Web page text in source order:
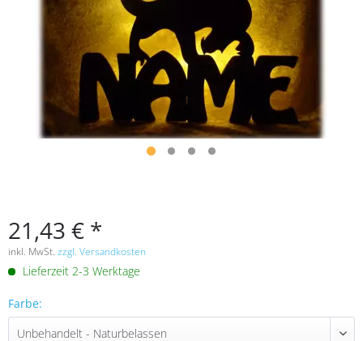
21,43 € *
inkl. MwSt. zzgl. Versandkosten
Lieferzeit 2-3 Werktage
Farbe: